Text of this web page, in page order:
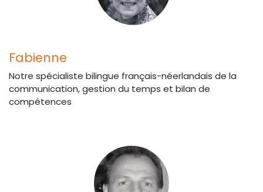
Fabienne
Notre spécialiste bilingue français-néerlandais de la
communication, gestion du temps et bilan de
compétences